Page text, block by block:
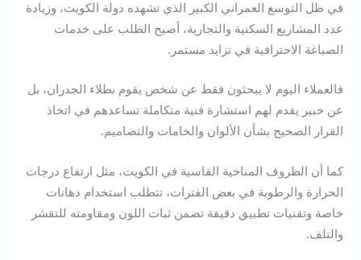
في ظل التوسع العمراني الكبير الذي تشهده دولة الكويت، وزيادة
عدد المشاريع السكنية والتجارية، أصبح الطلب على خدمات
الصباغة الاحترافية في تزايد مستمر.
فالعملاء اليوم لا يبحثون فقط عن شخص يقوم بطلاء الجدران، بل
عن خبير يقدم لهم استشارة فنية متكاملة تساعدهم في اتخاذ
القرار الصحيح بشأن الألوان والخامات والتصاميم.
كما أن الظروف المناخية القاسية في الكويت، مثل ارتفاع درجات
الحرارة والرطوبة في بعض الفترات، تتطلب استخدام دهانات
خاصة وتقنيات تطبيق دقيقة تضمن ثبات اللون ومقاومته للتقشر
والتلف.